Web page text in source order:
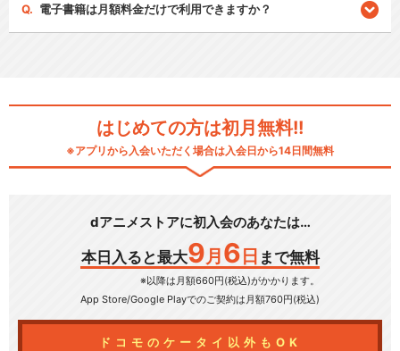
電子書籍は月額料金だけで利用できますか？
はじめての方は初月無料!!
※アプリから入会いただく場合は入会日から14日間無料
dアニメストアに初入会のあなたは…
本日入ると最大9 月 6 日 まで無料
※以降は月額660円(税込)がかかります。
App Store/Google Playでのご契約は月額760円(税込)
ドコモのケータイ以外もOK